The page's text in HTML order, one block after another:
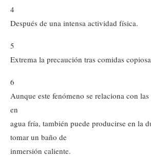
4
Después de una intensa actividad física.
5
Extrema la precaución tras comidas
6
Aunque este fenómeno se relaciona con
en
agua fría, también puede producirse en la
tomar un baño de
inmersión caliente.